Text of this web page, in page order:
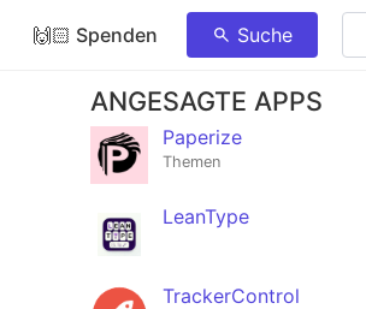
🙌🏻 Spenden Suche
ANGESAGTE APPS
Paperize
Themen
LeanType
TrackerControl